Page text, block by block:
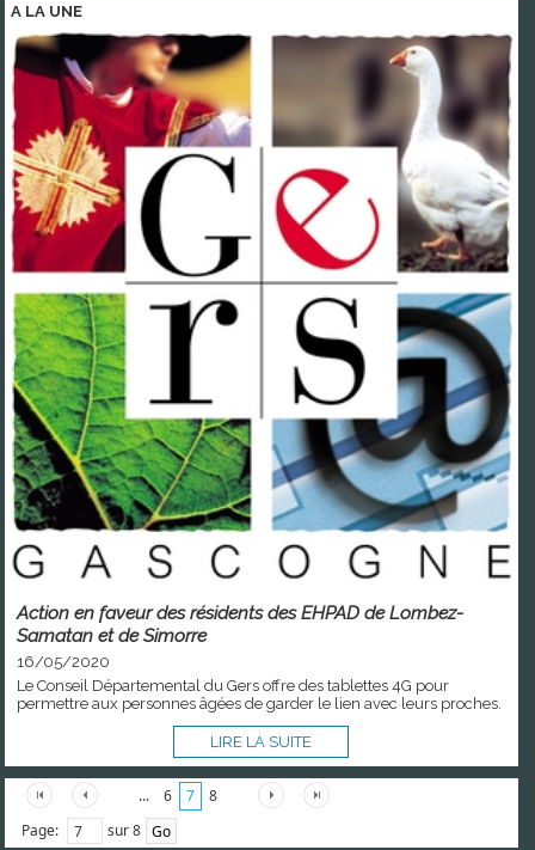
A LA UNE
Action en faveur des résidents des EHPAD de Lombez-
Samatan et de Simorre
16/05/2020
Le Conseil Départemental du Gers offre des tablettes 4G pour
permettre aux personnes âgées de garder le lien avec leurs proches.
LIRE LA SUITE
... 6 7
8
Page:
sur 8